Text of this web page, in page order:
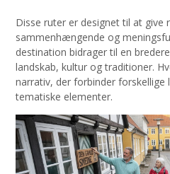
Disse ruter er designet til at give
sammenhængende og
destination bidrager til en
landskab, kultur og traditioner.
narrativ, der forbinder
tematiske elementer.